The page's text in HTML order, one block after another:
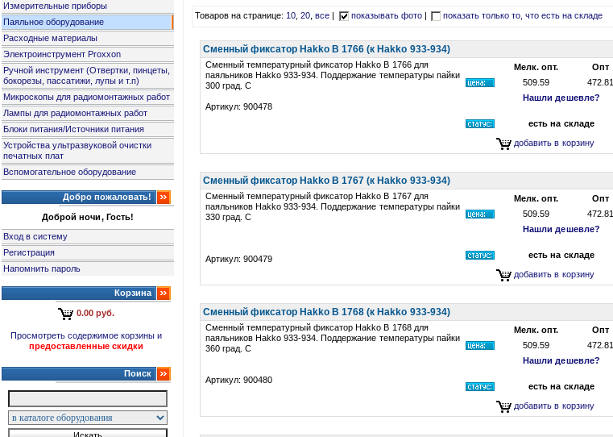
Измерительные приборы
Паяльное оборудование
Расходные материалы
Электроинструмент Proxxon
Ручной инструмент (Отвертки, пинцеты,
бокорезы, пассатижи, лупы и т.п)
Микроскопы для радиомонтажных работ
Лампы для радиомонтажных работ
Блоки питания/Источники питания
Устройства ультразвуковой очистки
печатных плат
Вспомогательное оборудование
Добро пожаловать!
Доброй ночи, Гость!
Вход в систему
Регистрация
Напомнить пароль
Корзина
0.00 руб.
Просмотреть содержимое корзины и
предоставленные скидки
Поиск
Товаров на странице:10,20,все показывать фото| показать только то, что есть на складе
Сменный фиксатор Hakko B 1766 (к Hakko 933-934)
Сменный температурный фиксатор Hakko B 1766 для
паяльников Hakko 933-934. Поддержание температуры пайки
300 град. C
Артикул: 900478
Мелк. опт.
Опт
509.59
472.81
Нашли дешевле?
есть на складе
добавить в корзину
Сменный фиксатор Hakko B 1767 (к Hakko 933-934)
Сменный температурный фиксатор Hakko B 1767 для
паяльников Hakko 933-934. Поддержание температуры пайки
330 град. C
Артикул: 900479
Мелк. опт.
Опт
509.59
472.81
Нашли дешевле?
есть на складе
добавить в корзину
Сменный фиксатор Hakko B 1768 (к Hakko 933-934)
Сменный температурный фиксатор Hakko B 1768 для
паяльников Hakko 933-934. Поддержание температуры пайки
360 град. C
Артикул: 900480
Мелк. опт.
Опт
509.59
472.81
Нашли дешевле?
есть на складе
добавить в корзину